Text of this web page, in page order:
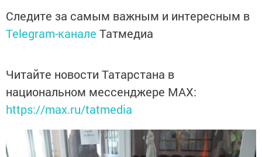
Следите за самым важным и интересным в
Telegram-канале Татмедиа
Читайте новости Татарстана в
национальном мессенджере MАХ:
https://max.ru/tatmedia